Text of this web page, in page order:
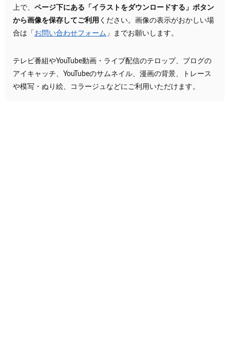
上で、 ページ下にある「イラストをダウンロードする」ボタン
から画像を保存してご利用 ください。画像の表示がおかしい場
合は「 お問い合わせフォーム 」までお願いします。
テレビ番組やYouTube動画・ライブ配信のテロップ、ブログの
アイキャッチ、YouTubeのサムネイル、漫画の背景、トレース
や模写・ぬり絵、コラージュなどにご利用いただけます。